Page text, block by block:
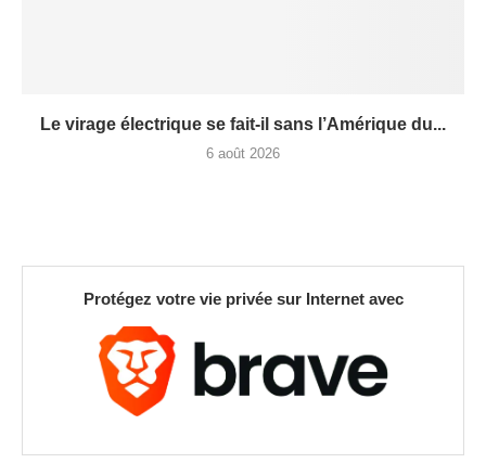
Le virage électrique se fait-il sans l’Amérique du...
6 août 2026
Protégez votre vie privée sur Internet avec